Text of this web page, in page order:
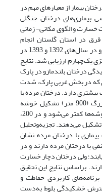
بیمار از معیارهای مهم در
بیماری‌های درختان جنگلی
و الگوی مکانی- زمانی
در استان گلستان انجام
گرفت. وضعیت سلامت درختان بلندمازو در سال‌های 1392 و 1393 در
یک‌چهارم ارزیابی شد. نتایج
درختان بلندمازو در پارک
که در بخش غربی پارک، شدت
دارد. درختان مرده با
شدت به‌نسبت زیاد در مقیاس‌های بزرگ (900 متر) تشکیل خوشه
می‌دهند، اما پس از یک سال شدت خوشه‌ها کمتر می‌شود و در 200،
ضعیفی تشکیل می‌دهند. تجزیه‌وتحلیل
با درختان مرده نشان
با درختان مرده دارند و در
ولی درختان دچار خسارت
براساس نتایج این تحقیق
کاربردی حفاظت و
خشکیدگی بلوط به‌دست